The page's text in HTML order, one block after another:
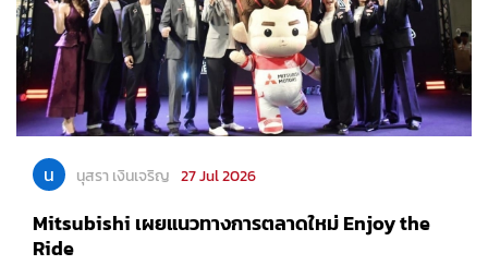
น นุสรา เงินเจริญ 27 Jul 2026
Mitsubishi เผยแนวทางการตลาดใหม่ Enjoy the
Ride